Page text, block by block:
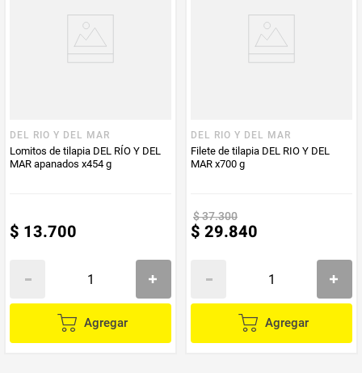
DEL RIO Y DEL MAR
Lomitos de tilapia DEL RÍO Y DEL
MAR apanados x454 g
$ 13.700
Agregar
DEL RIO Y DEL MAR
Filete de tilapia DEL RIO Y DEL
MAR x700 g
$37.300
$ 29.840
Agregar